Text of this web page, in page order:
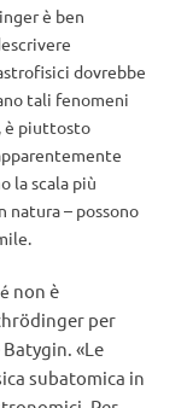
è ben
dovrebbe
tali fenomeni
è piuttosto
la scala più
natura – possono
non è
per
«Le
subatomica in